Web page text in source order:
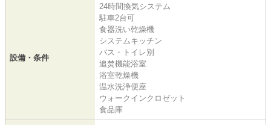
設備・条件
24時間換気システム
駐車2台可
食器洗い乾燥機
システムキッチン
バス・トイレ別
追焚機能浴室
浴室乾燥機
温水洗浄便座
ウォークインクロゼット
食品庫